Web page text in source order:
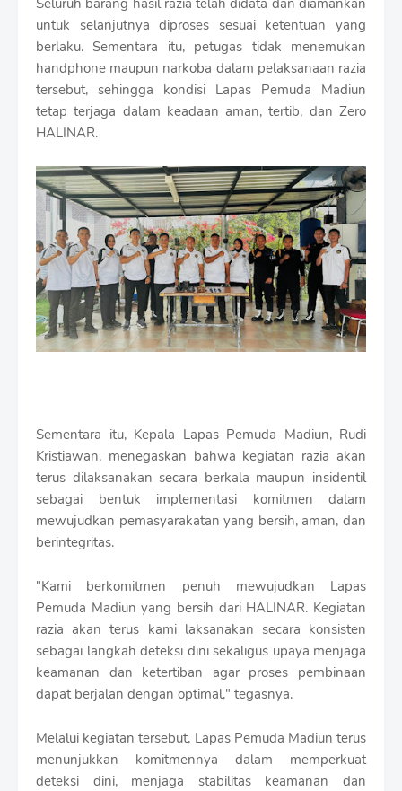
Seluruh barang hasil razia telah didata dan diamankan
untuk selanjutnya diproses sesuai ketentuan yang
berlaku. Sementara itu, petugas tidak menemukan
handphone maupun narkoba dalam pelaksanaan razia
tersebut, sehingga kondisi Lapas Pemuda Madiun
tetap terjaga dalam keadaan aman, tertib, dan Zero
HALINAR.
Sementara itu, Kepala Lapas Pemuda Madiun, Rudi
Kristiawan, menegaskan bahwa kegiatan razia akan
terus dilaksanakan secara berkala maupun insidentil
sebagai bentuk implementasi komitmen dalam
mewujudkan pemasyarakatan yang bersih, aman, dan
berintegritas.
"Kami berkomitmen penuh mewujudkan Lapas
Pemuda Madiun yang bersih dari HALINAR. Kegiatan
razia akan terus kami laksanakan secara konsisten
sebagai langkah deteksi dini sekaligus upaya menjaga
keamanan dan ketertiban agar proses pembinaan
dapat berjalan dengan optimal," tegasnya.
Melalui kegiatan tersebut, Lapas Pemuda Madiun terus
menunjukkan komitmennya dalam memperkuat
deteksi dini, menjaga stabilitas keamanan dan